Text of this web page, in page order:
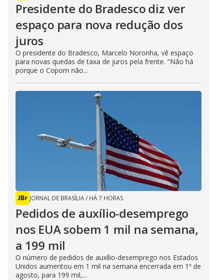
Presidente do Bradesco diz ver
espaço para nova redução dos
juros
O presidente do Bradesco, Marcelo Noronha, vê espaço
para novas quedas de taxa de juros pela frente. "Não há
porque o Copom não...
JORNAL DE BRASÍLIA/ HÁ 7 HORAS
Pedidos de auxílio-desemprego
nos EUA sobem 1 mil na semana,
a 199 mil
O número de pedidos de auxílio-desemprego nos Estados
Unidos aumentou em 1 mil na semana encerrada em 1º de
agosto, para 199 mil,...